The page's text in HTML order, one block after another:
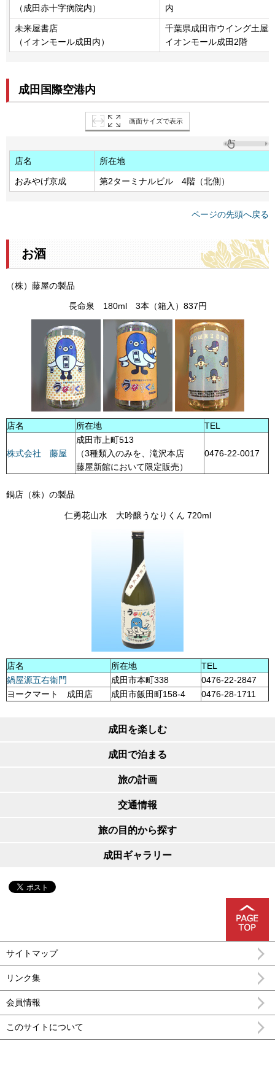
（成田赤十字病院内）
内
未来屋書店
（イオンモール成田内）
千葉県成田市ウイング土屋
イオンモール成田2階
成田国際空港内
画面サイズで表示
店名 所在地
おみやげ京成 第2ターミナルビル 4階（北側）
ページの先頭へ戻る
お酒
（株）藤屋の製品
長命泉 180ml 3本（箱入）837円
店名 所在地 TEL
株式会社 藤屋
成田市上町513
（3種類入のみを、滝沢本店
藤屋新館において限定販売）
0476-22-0017
鍋店（株）の製品
仁勇花山水 大吟醸うなりくん 720ml
店名 所在地
TEL
鍋屋源五右衛門
成田市本町338
0476-22-2847
ヨークマート 成田店
成田市飯田町158-4 0476-28-1711
成田を楽しむ
成田で泊まる
旅の計画
交通情報
旅の目的から探す
成田ギャラリー
サイトマップ
リンク集
会員情報
このサイトについて